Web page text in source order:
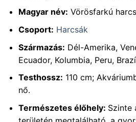
Magyar név: Vörösfarkú
Csoport: Harcsák
Származás: Dél-Amerika,
Ecuador, Kolumbia, Peru,
Testhossz: 110 cm;
nő.
Természetes élőhely: Szinte